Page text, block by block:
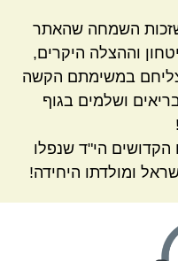
שזכות השמחה שהאתר
וההצלה היקרים,
במשימתם הקשה
ושלמים בגוף
הקדושים הי"ד שנפלו
ומולדתו היחידה!